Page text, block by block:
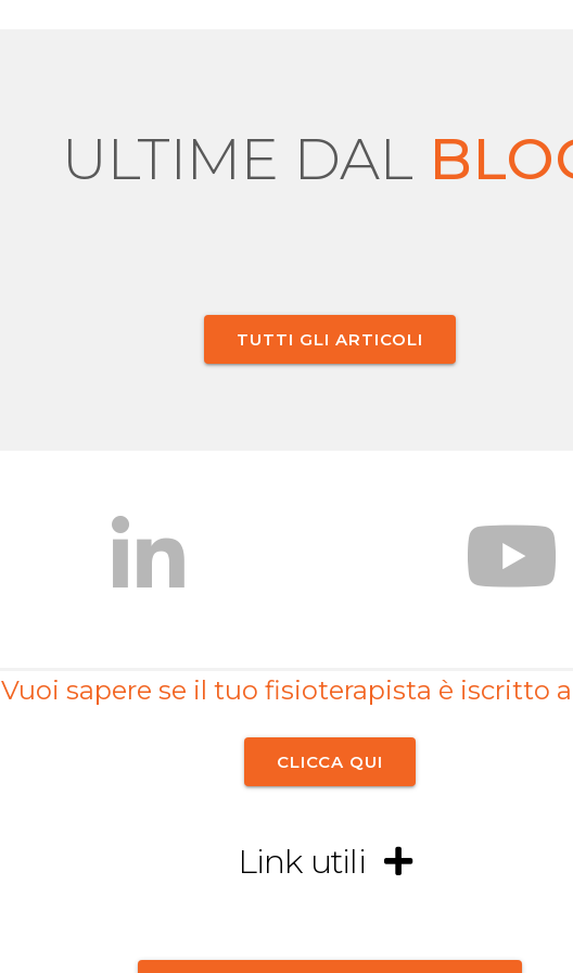
ULTIME DAL
TUTTI GLI ARTICOLI
Vuoi sapere se il tuo fisioterapista è iscritto
CLICCA QUI
Link utili